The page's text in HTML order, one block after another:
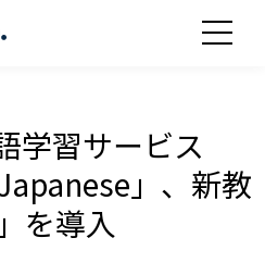
学習サービス
」、新教
を導入